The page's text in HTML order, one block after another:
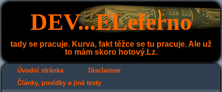
DEV...ELeferno
tady se pracuje. Kurva, fakt těžce se tu pracuje. Ale už
to mám skoro hotový.Lz.
Úvodní stránka Disclaimer
Články, povídky a jiné texty